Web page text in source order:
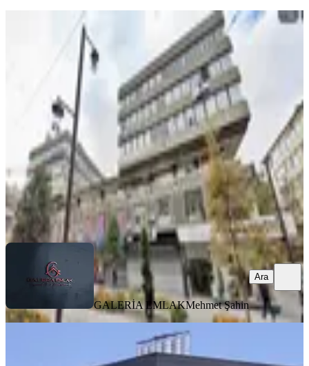
Galerıa Emlak'tan Kızılay Mah. /
İzmir 1.cadde'de Kiralık 50 M² Katta
Ofis!!
Ankara, Çankaya
·60 m² · 3. Kat·01.04.2026
25.000 ₺
GALERİA EMLAKMehmet Şahin
Ara
GALERİA EMLAKMehmet Şahin
Ara
Mustafa Kemal Mahallesi'nde,
Havelsan'a Komşu Prestijli Kiralık